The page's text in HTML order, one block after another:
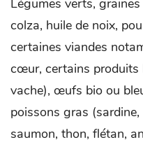
Légumes verts,
colza, huile de noix,
certaines viandes
cœur, certains produits
vache), œufs bio ou
poissons gras
saumon, thon, flétan,